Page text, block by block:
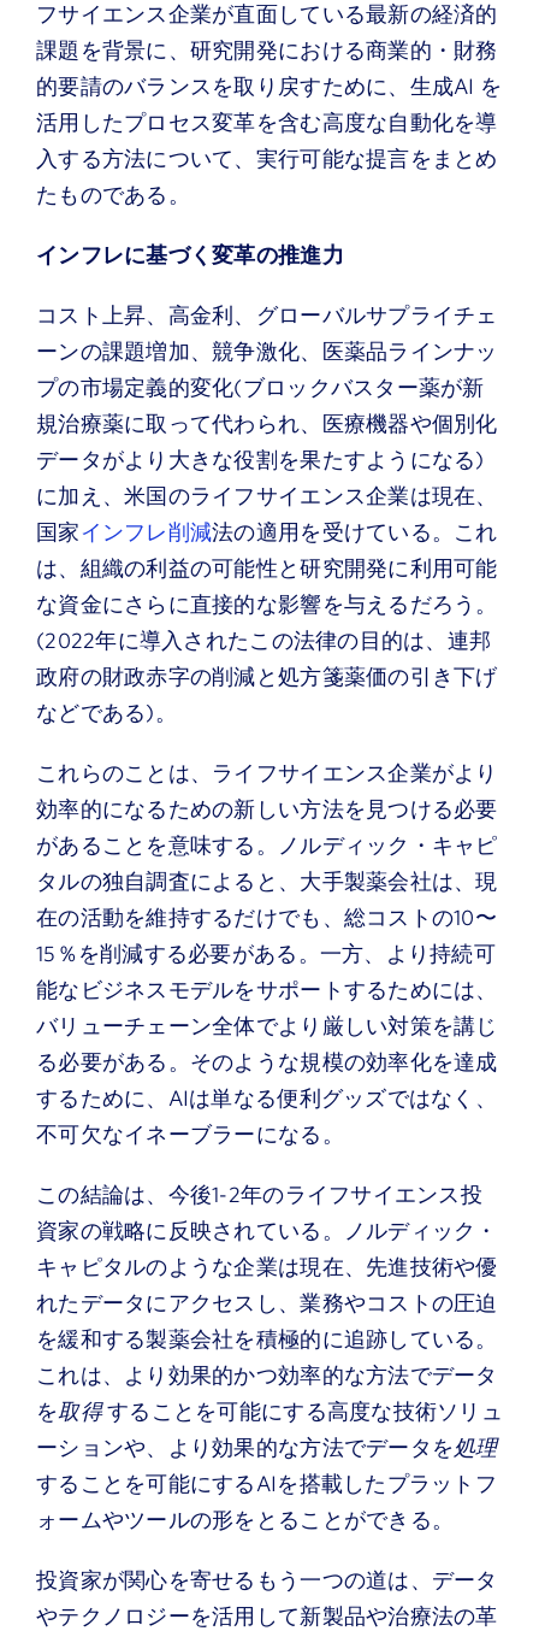
フサイエンス企業が直面している最新の経済的
課題を背景に、研究開発における商業的・財務
的要請のバランスを取り戻すために、生成AI を
活用したプロセス変革を含む高度な自動化を導
入する方法について、実行可能な提言をまとめ
たものである。
インフレに基づく変革の推進力
コスト上昇、高金利、グローバルサプライチェ
ーンの課題増加、競争激化、医薬品ラインナッ
プの市場定義的変化(ブロックバスター薬が新
規治療薬に取って代わられ、医療機器や個別化
データがより大きな役割を果たすようになる)
に加え、米国のライフサイエンス企業は現在、
国家インフレ削減法の適用を受けている。これ
は、組織の利益の可能性と研究開発に利用可能
な資金にさらに直接的な影響を与えるだろう。
(2022年に導入されたこの法律の目的は、連邦
政府の財政赤字の削減と処方箋薬価の引き下げ
などである)。
これらのことは、ライフサイエンス企業がより
効率的になるための新しい方法を見つける必要
があることを意味する。ノルディック・キャピ
タルの独自調査によると、大手製薬会社は、現
在の活動を維持するだけでも、総コストの10〜
15％を削減する必要がある。一方、より持続可
能なビジネスモデルをサポートするためには、
バリューチェーン全体でより厳しい対策を講じ
る必要がある。そのような規模の効率化を達成
するために、AIは単なる便利グッズではなく、
不可欠なイネーブラーになる。
この結論は、今後1-2年のライフサイエンス投
資家の戦略に反映されている。ノルディック・
キャピタルのような企業は現在、先進技術や優
れたデータにアクセスし、業務やコストの圧迫
を緩和する製薬会社を積極的に追跡している。
これは、より効果的かつ効率的な方法でデータ
を取得することを可能にする高度な技術ソリュ
ーションや、より効果的な方法でデータを処理
することを可能にするAIを搭載したプラットフ
ォームやツールの形をとることができる。
投資家が関心を寄せるもう一つの道は、データ
やテクノロジーを活用して新製品や治療法の革